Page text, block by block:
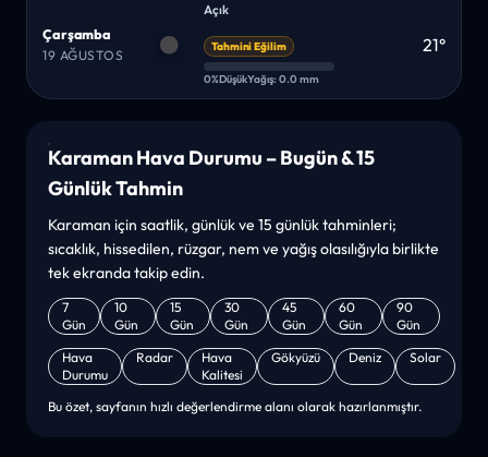
Çarşamba
19 AĞUSTOS
Açık
Tahmini Eğilim
0%DüşükYağış: 0.0 mm
21°
Karaman Hava Durumu – Bugün & 15
Günlük Tahmin
Karaman için saatlik, günlük ve 15 günlük tahminleri;
sıcaklık, hissedilen, rüzgar, nem ve yağış olasılığıyla birlikte
tek ekranda takip edin.
7
Gün
10
Gün
15
Gün
30
Gün
45
Gün
60
Gün
90
Gün
Hava
Durumu
Radar
Hava
Kalitesi
Gökyüzü Deniz Solar
Bu özet, sayfanın hızlı değerlendirme alanı olarak hazırlanmıştır.